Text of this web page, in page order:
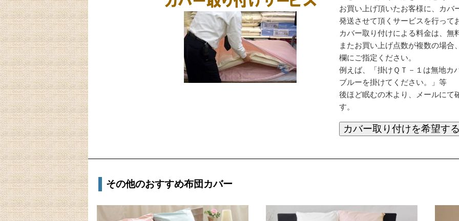
お買い上げ頂いたお客様に、カバ
発送させて頂くサービスを行って
カバー取り付けによる料金は、無
またお買い上げ点数が複数の場合
欄にご指定ください。
例えば、「掛けＱＴ－１は無地カ
ブルーを掛けてください。」等
後ほど眠むの木より、メールにて
す。
その他のおすすめ布団カバー